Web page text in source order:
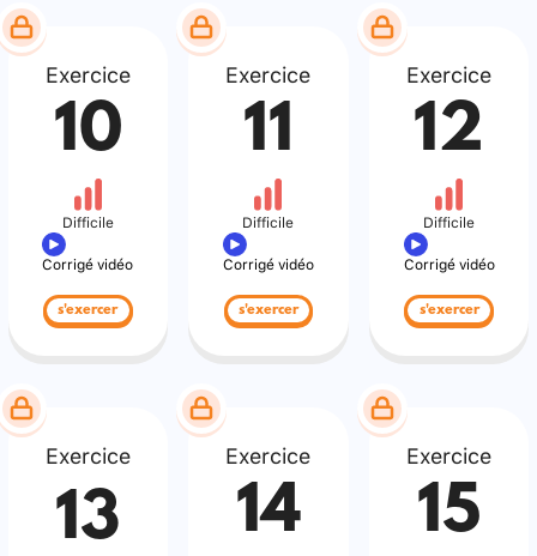
Exercice
10
Difficile
Corrigé vidéo
s'exercer
Exercice
11
Difficile
Corrigé vidéo
s'exercer
Exercice
12
Difficile
Corrigé vidéo
s'exercer
Exercice
13
Exercice
14
Exercice
15